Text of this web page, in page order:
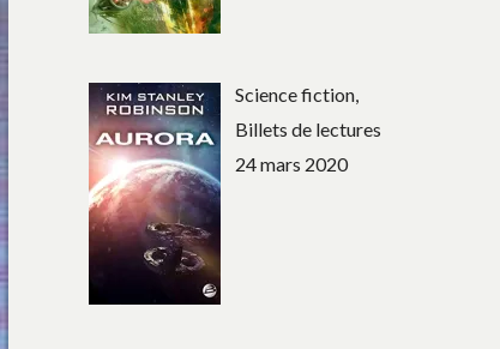
Science fiction,
Billets de lectures
24 mars 2020